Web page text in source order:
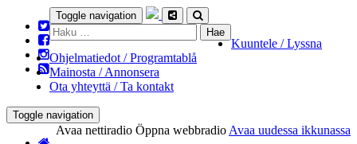
Toggle navigation
Haku:
Kuuntele / Lyssna
Ohjelmatiedot / Programtablå
Mainosta / Annonsera
Ota yhteyttä / Ta kontakt
Toggle navigation
Avaa nettiradio Öppna webbradio Avaa uudessa ikkunassa